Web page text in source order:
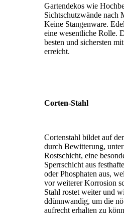
Gartendekos wie
Sichtschutzwände nach
Keine Stangenware.
eine wesentliche Rolle.
besten und sichersten
erreicht.
Corten-Stahl
Cortenstahl bildet auf
durch Bewitterung,
Rostschicht, eine
Sperrschicht aus
oder Phosphaten aus,
vor weiterer Korrosion
Stahl rostet weiter und
ddünnwandig, um die
aufrecht erhalten zu